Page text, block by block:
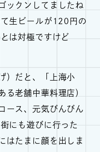
ックンしてましたね
生ビールが120円の
は対極ですけど
）だと、「上海小
る老舗中華料理店）
ース、元気びんびん
にも遊びに行った
はたまに顔を出しま